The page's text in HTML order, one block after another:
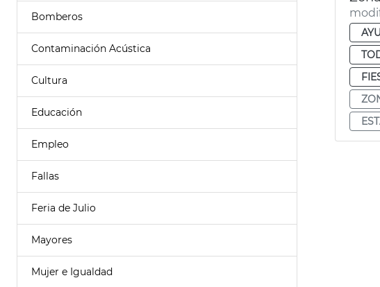
Bomberos
Contaminación Acústica
Cultura
Educación
Empleo
Fallas
Feria de Julio
Mayores
Mujer e Igualdad